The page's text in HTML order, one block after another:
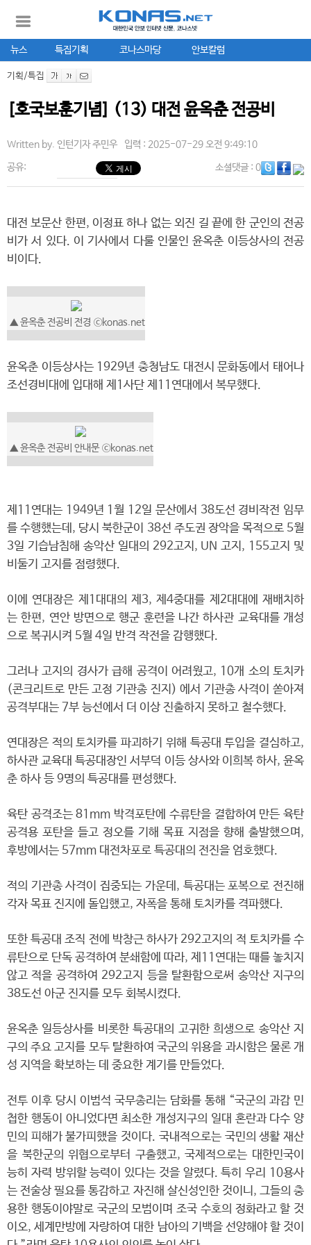
뉴스 특집기획 코나스마당 안보칼럼
기획/특집
[호국보훈기념] (13) 대전 윤옥춘 전공비
Written by. 인턴기자 주민우 입력 : 2025-07-29 오전 9:49:10
공유: 소셜댓글: 0
대전 보문산 한편, 이정표 하나 없는 외진 길 끝에 한 군인의 전공
비가 서 있다. 이 기사에서 다룰 인물인 윤옥춘 이등상사의 전공
비이다.
▲윤옥춘 전공비 전경 ⓒkonas.net
윤옥춘 이등상사는 1929년 충청남도 대전시 문화동에서 태어나
조선경비대에 입대해 제1사단 제11연대에서 복무했다.
▲윤옥춘 전공비 안내문ⓒkonas.net
제11연대는 1949년 1월 12일 문산에서 38도선 경비작전 임무
를 수행했는데, 당시 북한군이 38선 주도권 장악을 목적으로 5월
3일 기습남침해 송악산 일대의 292고지, UN 고지, 155고지 및
비둘기 고지를 점령했다.
이에 연대장은 제1대대의 제3, 제4중대를 제2대대에 재배치하
는 한편, 연안 방면으로 행군 훈련을 나간 하사관 교육대를 개성
으로 복귀시켜 5월 4일 반격 작전을 감행했다.
그러나 고지의 경사가 급해 공격이 어려웠고, 10개 소의 토치카
(콘크리트로 만든 고정 기관총 진지) 에서 기관총 사격이 쏟아져
공격부대는 7부 능선에서 더 이상 진출하지 못하고 철수했다.
연대장은 적의 토치카를 파괴하기 위해 특공대 투입을 결심하고,
하사관 교육대 특공대장인 서부덕 이등 상사와 이희복 하사, 윤옥
춘 하사 등 9명의 특공대를 편성했다.
육탄 공격조는 81mm 박격포탄에 수류탄을 결합하여 만든 육탄
공격용 포탄을 들고 정오를 기해 목표 지점을 향해 출발했으며,
후방에서는 57mm 대전차포로 특공대의 전진을 엄호했다.
적의 기관총 사격이 집중되는 가운데, 특공대는 포복으로 전진해
각자 목표 진지에 돌입했고, 자폭을 통해 토치카를 격파했다.
또한 특공대 조직 전에 박창근 하사가 292고지의 적 토치카를 수
류탄으로 단독 공격하여 분쇄함에 따라, 제11연대는 때를 놓치지
않고 적을 공격하여 292고지 등을 탈환함으로써 송악산 지구의
38도선 아군 진지를 모두 회복시켰다.
윤옥춘 일등상사를 비롯한 특공대의 고귀한 희생으로 송악산 지
구의 주요 고지를 모두 탈환하여 국군의 위용을 과시함은 물론 개
성 지역을 확보하는 데 중요한 계기를 만들었다.
전투 이후 당시 이범석 국무총리는 담화를 통해 “국군의 과감 민
첩한 행동이 아니었다면 최소한 개성지구의 일대 혼란과 다수 양
민의 피해가 불가피했을 것이다. 국내적으로는 국민의 생활 재산
을 북한군의 위협으로부터 구출했고, 국제적으로는 대한민국이
능히 자력 방위할 능력이 있다는 것을 알렸다. 특히 우리 10용사
는 전술상 필요를 통감하고 자진해 살신성인한 것이니, 그들의 충
용한 행동이야말로 국군의 모범이며 조국 수호의 정화라고 할 것
이오, 세계만방에 자랑하여 대한 남아의 기백을 선양해야 할 것이